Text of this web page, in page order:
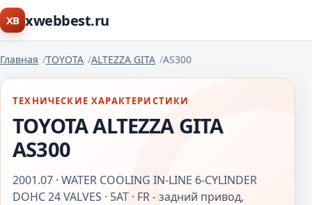
XB xwebbest.ru
Главная TOYOTA ALTEZZA GITA AS300
ТЕХНИЧЕСКИЕ ХАРАКТЕРИСТИКИ
TOYOTA ALTEZZA GITA
AS300
2001.07 · WATER COOLING IN-LINE 6-CYLINDER
DOHC 24 VALVES · 5AT · FR - задний привод,